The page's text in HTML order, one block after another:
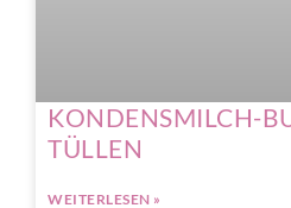
KONDENSMILCH-
TÜLLEN
WEITERLESEN »